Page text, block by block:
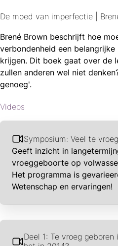
De moed van imperfectie |
Brené Brown beschrijft hoe
verbondenheid een
krijgen. Dit boek gaat over de
zullen anderen wel niet
genoeg'.
Videos
Symposium: Veel te
Geeft inzicht in
vroeggeboorte op
Het programma is
Wetenschap en ervaringen!
Deel 1: Te vroeg